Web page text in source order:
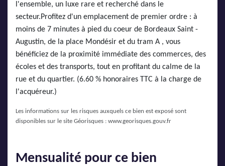
l'ensemble, un luxe rare et recherché dans le
secteur.Profitez d'un emplacement de premier ordre : à
moins de 7 minutes à pied du coeur de Bordeaux Saint -
Augustin, de la place Mondésir et du tram A , vous
bénéficiez de la proximité immédiate des commerces, des
écoles et des transports, tout en profitant du calme de la
rue et du quartier. (6.60 % honoraires TTC à la charge de
l'acquéreur.)
Les informations sur les risques auxquels ce bien est exposé sont
disponibles sur le site Géorisques : www.georisques.gouv.fr
Mensualité pour ce bien